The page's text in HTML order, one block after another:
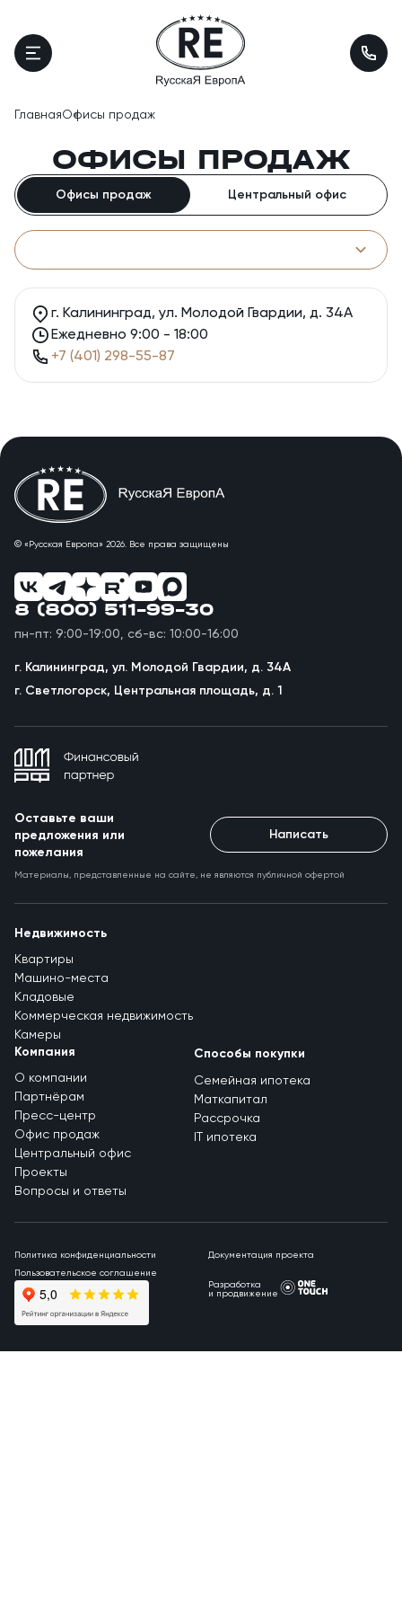
ГлавнаяОфисы продаж
ОФИСЫ ПРОДАЖ
Офисы продаж Центральный офис
г. Калининград, ул. Молодой Гвардии, д. 34А
Ежедневно 9:00 - 18:00
+7 (401) 298-55-87
© «Русская Европа» 2026. Все права защищены
8 (800) 511-99-30
пн-пт: 9:00-19:00, сб-вс: 10:00-16:00
г. Калининград, ул. Молодой Гвардии, д. 34А
г. Светлогорск, Центральная площадь, д. 1
Оставьте ваши
предложения или
пожелания
Написать
Материалы, представленные на сайте, не являются публичной офертой
Недвижимость
Квартиры
Машино-места
Кладовые
Коммерческая недвижимость
Камеры
Компания
О компании
Партнёрам
Пресс-центр
Офис продаж
Центральный офис
Проекты
Вопросы и ответы
Способы покупки
Семейная ипотека
Маткапитал
Рассрочка
IT ипотека
Политика конфиденциальности
Пользовательское соглашение
Документация проекта
Разработка
и продвижение